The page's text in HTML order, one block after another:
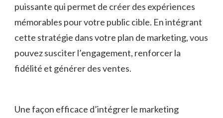
puissante qui permet ⁣de ⁤créer des expériences
⁤mémorables⁤ pour votre ​public cible. En intégrant
cette⁢ stratégie dans votre plan de marketing, ⁣vous
pouvez susciter l’engagement,‌ renforcer la
fidélité et générer des ventes.
Une façon efficace d’intégrer le marketing​